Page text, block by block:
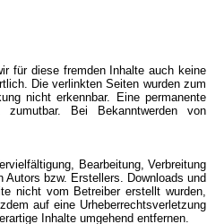
für diese fremden Inhalte auch keine
Die verlinkten Seiten wurden zum
nicht erkennbar. Eine permanente
Bei Bekanntwerden von
Bearbeitung, Verbreitung
Autors bzw. Erstellers. Downloads und
nicht vom Betreiber erstellt wurden,
auf eine Urheberrechtsverletzung
Inhalte umgehend entfernen.